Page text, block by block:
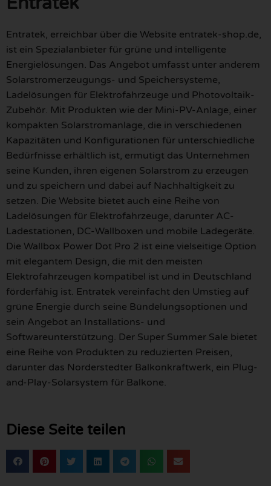
Entratek, erreichbar über die Website entratek-shop.de,
ist ein Spezialanbieter für grüne und intelligente
Energielösungen. Das Angebot umfasst unter anderem
Solarstromerzeugungs- und Speichersysteme,
Ladelösungen für Elektrofahrzeuge und Photovoltaik-
Zubehör. Mit Produkten wie der Mini-PV-Anlage, einer
kompakten Solarstromanlage, die in verschiedenen
Kapazitäten und Konfigurationen für unterschiedliche
Bedürfnisse erhältlich ist, ermutigt das Unternehmen
seine Kunden, ihren eigenen Solarstrom zu erzeugen
und zu speichern und dabei auf Nachhaltigkeit zu
setzen. Die Website bietet auch eine Reihe von
Ladelösungen für Elektrofahrzeuge, darunter AC-
Ladestationen, DC-Wallboxen und mobile Ladegeräte.
Die Wallbox Power Dot Pro 2 ist eine vielseitige Option
mit elegantem Design, die mit den meisten
Elektrofahrzeugen kompatibel ist und in Deutschland
förderfähig ist. Entratek vereinfacht den Umstieg auf
grüne Energie durch seine Bündelungsoptionen und
sein Angebot an Installations- und
Softwareunterstützung. Der Super Summer Sale bietet
eine Reihe von Produkten zu reduzierten Preisen,
darunter das Norderstedter Balkonkraftwerk, ein Plug-
and-Play-Solarsystem für Balkone.
Diese Seite teilen